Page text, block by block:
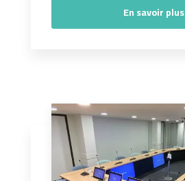
En savoir plus